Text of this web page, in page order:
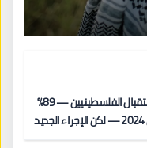
بلجيكا: الأولى أوروبياً في استقبال الفلسطينيين — 89%
قبول لغزة و5,332 طلباً في 2024 — لكن الإجراء الجديد